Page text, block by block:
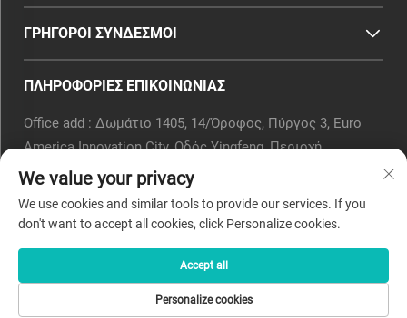
ΓΡΉΓΟΡΟΙ ΣΎΝΔΕΣΜΟΙ
ΠΛΗΡΟΦΟΡΙΕΣ ΕΠΙΚΟΙΝΩΝΙΑΣ
Office add : Δωμάτιο 1405, 14/Όροφος, Πύργος 3, Euro
America Innovation City, Οδός Yingfeng, Περιοχή
Xiaoshan, Χανγκτσόου, Επαρχία Ζετσιάνγκ, Κίνα.
[email protected]
Τηλ.:
0571-82266375
Πνευματικά Δικαιώματα © 2025 από την Beyaqi Cosmetics
We value your privacy
We use cookies and similar tools to provide our services. If you
don't want to accept all cookies, click Personalize cookies.
Personalize cookies
Accept all